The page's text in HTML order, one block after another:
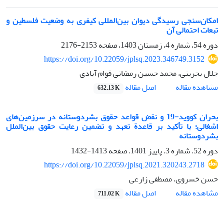
امکان‌سنجی رسیدگی دیوان بین‌المللی کیفری به وضعیت فلسطین و
تبعات احتمالی آن
دوره 54، شماره 4، زمستان 1403، صفحه
2153-2176
https://doi.org/10.22059/jplsq.2023.346749.3152
جلال بحرینی، محمد حسین رمضانی قوام آبادی
مشاهده مقاله
اصل مقاله 632.13 K
بحران کووید-19 و نقض قواعد حقوق بشردوستانه در سرزمین‌های
اشغالی؛ با تأکید بر قاعدة تعهد و تضمین رعایت حقوق بین‌الملل
بشردوستانه
دوره 52، شماره 3، پاییز 1401، صفحه
1413-1432
https://doi.org/10.22059/jplsq.2021.320243.2718
حسن خسروی، مصطفی زارعی
مشاهده مقاله
اصل مقاله 711.02 K